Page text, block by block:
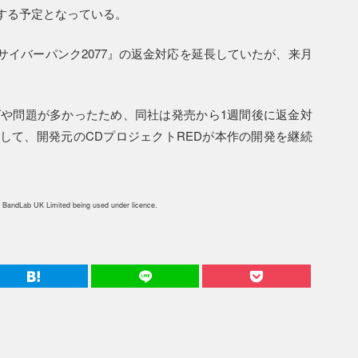
予定となっている。
バーパンク2077』の返金対応を延長していたが、来月
問題が多かったため、同社は発売から1週間後に返金対
て、開発元のCDプロジェクトREDが本作の開発を継続
UK Limited being used under licence.